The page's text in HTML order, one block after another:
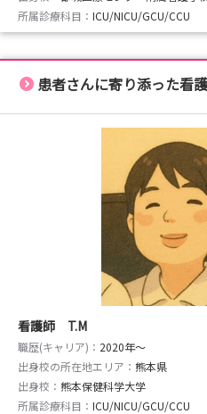
所属診療科目： ICU/NICU/GCU/CCU
患者さんに寄り添った看
看護師 T.M
職歴(キャリア)： 2020年〜
出身校の所在地エリア： 熊本県
出身校： 熊本保健科学大学
所属診療科目： ICU/NICU/GCU/CCU